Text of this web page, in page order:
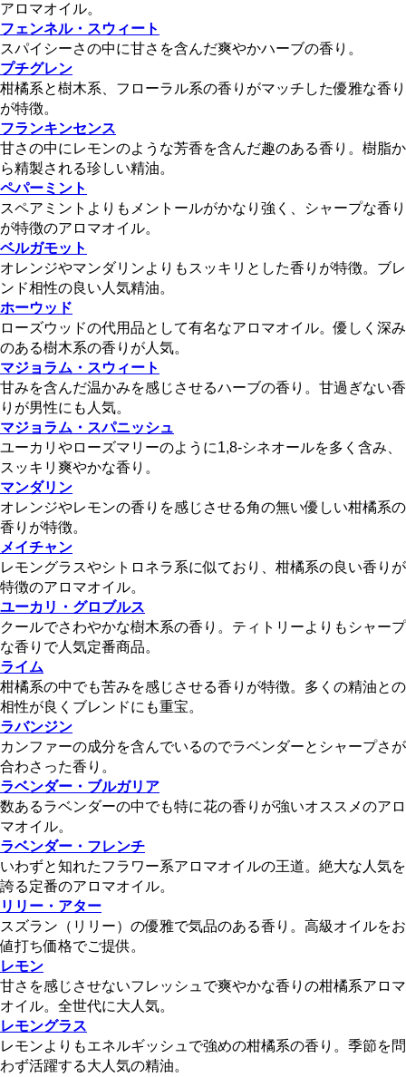
アロマオイル。
フェンネル・スウィート
スパイシーさの中に甘さを含んだ爽やかハーブの香り。
プチグレン
柑橘系と樹木系、フローラル系の香りがマッチした優雅な香り
が特徴。
フランキンセンス
甘さの中にレモンのような芳香を含んだ趣のある香り。樹脂か
ら精製される珍しい精油。
ペパーミント
スペアミントよりもメントールがかなり強く、シャープな香り
が特徴のアロマオイル。
ベルガモット
オレンジやマンダリンよりもスッキリとした香りが特徴。ブレ
ンド相性の良い人気精油。
ホーウッド
ローズウッドの代用品として有名なアロマオイル。優しく深み
のある樹木系の香りが人気。
マジョラム・スウィート
甘みを含んだ温かみを感じさせるハーブの香り。甘過ぎない香
りが男性にも人気。
マジョラム・スパニッシュ
ユーカリやローズマリーのように1,8-シネオールを多く含み、
スッキリ爽やかな香り。
マンダリン
オレンジやレモンの香りを感じさせる角の無い優しい柑橘系の
香りが特徴。
メイチャン
レモングラスやシトロネラ系に似ており、柑橘系の良い香りが
特徴のアロマオイル。
ユーカリ・グロブルス
クールでさわやかな樹木系の香り。ティトリーよりもシャープ
な香りで人気定番商品。
ライム
柑橘系の中でも苦みを感じさせる香りが特徴。多くの精油との
相性が良くブレンドにも重宝。
ラバンジン
カンファーの成分を含んでいるのでラベンダーとシャープさが
合わさった香り。
ラベンダー・ブルガリア
数あるラベンダーの中でも特に花の香りが強いオススメのアロ
マオイル。
ラベンダー・フレンチ
いわずと知れたフラワー系アロマオイルの王道。絶大な人気を
誇る定番のアロマオイル。
リリー・アター
スズラン（リリー）の優雅で気品のある香り。高級オイルをお
値打ち価格でご提供。
レモン
甘さを感じさせないフレッシュで爽やかな香りの柑橘系アロマ
オイル。全世代に大人気。
レモングラス
レモンよりもエネルギッシュで強めの柑橘系の香り。季節を問
わず活躍する大人気の精油。